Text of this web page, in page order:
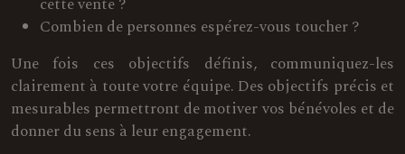
Combien de personnes espérez-vous toucher ?
Une fois ces objectifs définis, communiquez-les
clairement à toute votre équipe. Des objectifs précis et
mesurables permettront de motiver vos bénévoles et de
donner du sens à leur engagement.